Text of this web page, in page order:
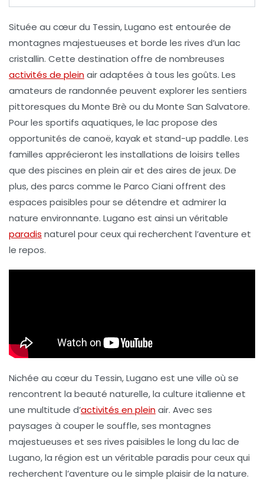
Située au cœur du Tessin, Lugano est entourée de
montagnes majestueuses et borde les rives d’un lac
cristallin. Cette destination offre de nombreuses
activités de pleinairadaptées à tous les goûts. Les
amateurs de randonnée peuvent explorer les sentiers
pittoresques du Monte Brè ou du Monte San Salvatore.
Pour les sportifs aquatiques, le lac propose des
opportunités de canoë,kayaket stand-up paddle. Les
familles apprécieront les installations de loisirs telles
que des piscines en plein air et des aires de jeux. De
plus, des parcs comme le Parco Ciani offrent des
espaces paisibles pour se détendre et admirer la
nature environnante. Lugano est ainsi un véritable
paradis naturel pour ceux qui recherchent l’aventure et
le repos.
Nichée au cœur du Tessin, Lugano est une ville où se
rencontrent la beauté naturelle, la culture italienne et
une multitude d’activités en pleinair. Avec ses
paysages à couper le souffle, ses montagnes
majestueuses et ses rives paisibles le long du lac de
Lugano, la région est un véritable paradis pour ceux qui
recherchent l’aventure ou le simple plaisir de la nature.